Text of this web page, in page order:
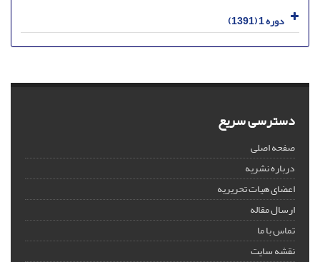
دوره 1 (1391)
دسترسی سریع
صفحه اصلی
درباره نشریه
اعضای هیات تحریریه
ارسال مقاله
تماس با ما
نقشه سایت